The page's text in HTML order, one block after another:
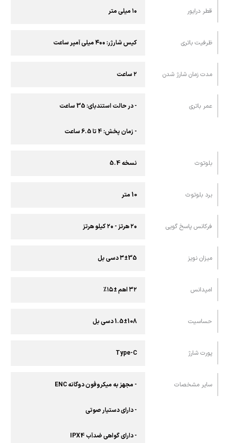
قطر درایور ۱۰ میلی‌ متر
ظرفیت باتری کیس شارژر: ۴۰۰ میلی‌ آمپر ساعت
مدت زمان شارژ شدن ۲ ساعت
عمر باتری - در حالت استندبای: 35 ساعت
- زمان پخش: 4 تا 6.5 ساعت
بلوتوث نسخه 5.4
برد بلوتوث 10 متر
فرکانس پاسخ گویی ۲۰ هرتز - ۲۰ کیلو هرتز
میزان نویز ۳±35 دسی‌ بل
امپدانس ۳۲ اهم ±۱۵٪
حساسیت 1.5±108 دسی‌ بل
پورت شارژ Type-C
سایر مشخصات - مجهز به میکروفون دوگانه ENC
- دارای دستیار صوتی
- دارای گواهی ضدآب IPX4